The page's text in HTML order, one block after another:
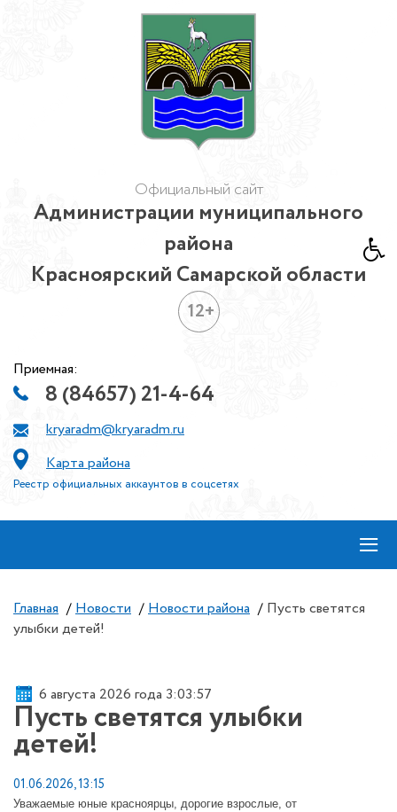
Официальный сайт
Администрации муниципального
района
Красноярский Самарской области
12+
Приемная:
8 (84657) 21-4-64
kryaradm@kryaradm.ru
Карта района
Реестр официальных аккаунтов в соцсетях
≡
Главная / Новости / Новости района / Пусть светятся
улыбки детей!
6 августа 2026 года 3:03:57
Пусть светятся улыбки
детей!
01.06.2026, 13:15
Уважаемые юные красноярцы, дорогие взрослые, от